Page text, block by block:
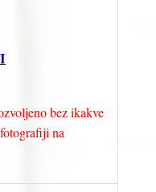
bez ikakve
na